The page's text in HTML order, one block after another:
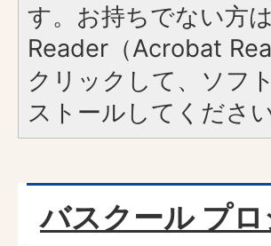
す。お持ちでない方
Reader（Acrobat
クリックして、ソフ
ストールしてください
バスクール プ